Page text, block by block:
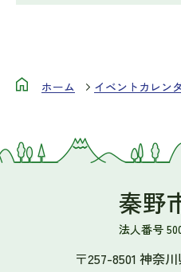
ホーム イベントカレン
秦野
法人番号
〒257-8501 神奈